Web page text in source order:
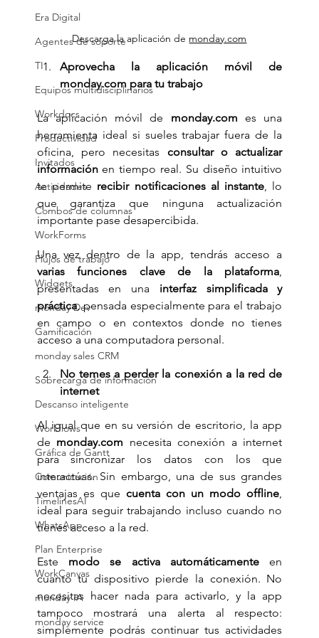
Era Digital
Agentes de soporte
TI
Equipos multidisciplinarios
Workdocs
Productividad
Invitados
Actividades
Combos de columnas
WorkForms
Flujos de trabajo
Widgets
monday Dev
Gamificación
monday sales CRM
Sobrecarga de información
Descanso inteligente
Workflows
Gráfica de Gantt
Comunicación
TimelinesAI
WhatsApp
Plan Enterprise
WorkCanvas
monday IA
monday service
Descarga la aplicación de monday.com
monday.com para tu trabajo
La aplicación móvil de monday.com es una
herramienta ideal si sueles trabajar fuera de la
oficina, pero necesitas consultar o actualizar
información en tiempo real. Su diseño intuitivo
te permite recibir notificaciones al instante, lo
que garantiza que ninguna actualización
importante pase desapercibida.
varias funciones clave de la plataforma,
presentadas en una interfaz simplificada y
práctica, pensada especialmente para el trabajo
en campo o en contextos donde no tienes
acceso a una computadora personal.
No temes a perder la conexión a la red de
internet
Al igual que en su versión de escritorio, la app
de monday.com necesita conexión a internet
para sincronizar los datos con los que
interactúas. Sin embargo, una de sus grandes
ventajas es que cuenta con un modo offline,
ideal para seguir trabajando incluso cuando no
tienes acceso a la red.
Este modo se activa automáticamente en
cuanto tu dispositivo pierde la conexión. No
necesitas hacer nada para activarlo, y la app
tampoco mostrará una alerta al respecto:
simplemente podrás continuar tus actividades